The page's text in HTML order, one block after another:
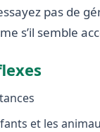
pas de
s’il semble
et les